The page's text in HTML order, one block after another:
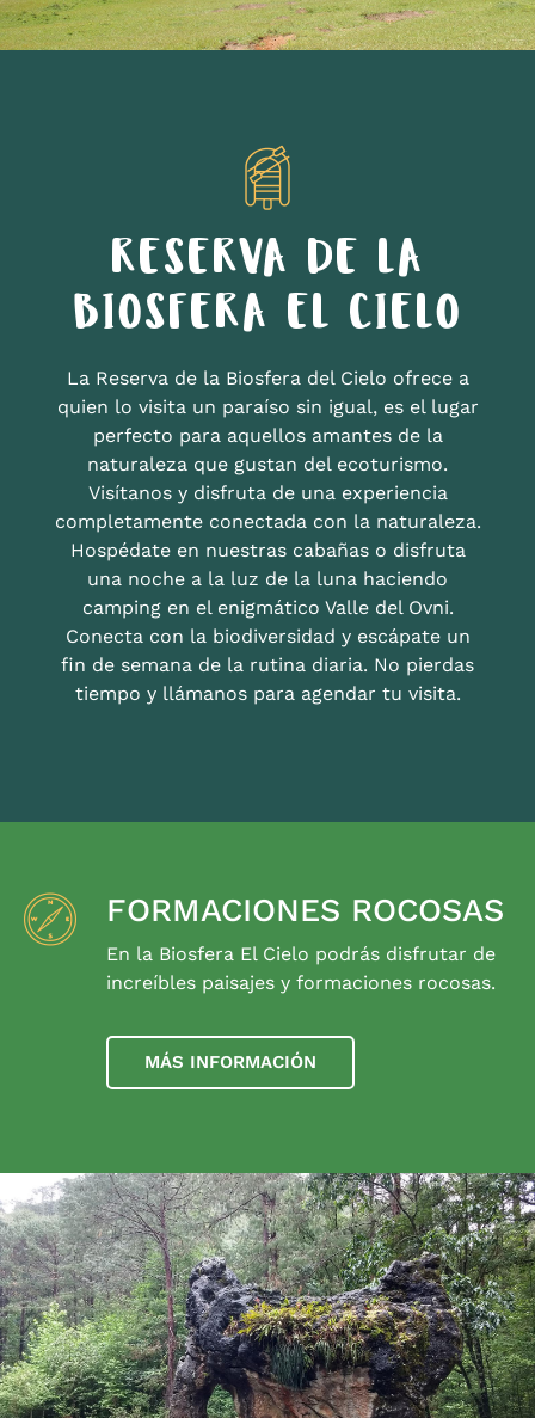
RESERVA DE LA
BIOSFERA EL CIELO
La Reserva de la Biosfera del Cielo ofrece a
quien lo visita un paraíso sin igual, es el lugar
perfecto para aquellos amantes de la
naturaleza que gustan del ecoturismo.
Visítanos y disfruta de una experiencia
completamente conectada con la naturaleza.
Hospédate en nuestras cabañas o disfruta
una noche a la luz de la luna haciendo
camping en el enigmático Valle del Ovni.
Conecta con la biodiversidad y escápate un
fin de semana de la rutina diaria. No pierdas
tiempo y llámanos para agendar tu visita.
FORMACIONES ROCOSAS
En la Biosfera El Cielo podrás disfrutar de
increíbles paisajes y formaciones rocosas.
MÁS INFORMACIÓN